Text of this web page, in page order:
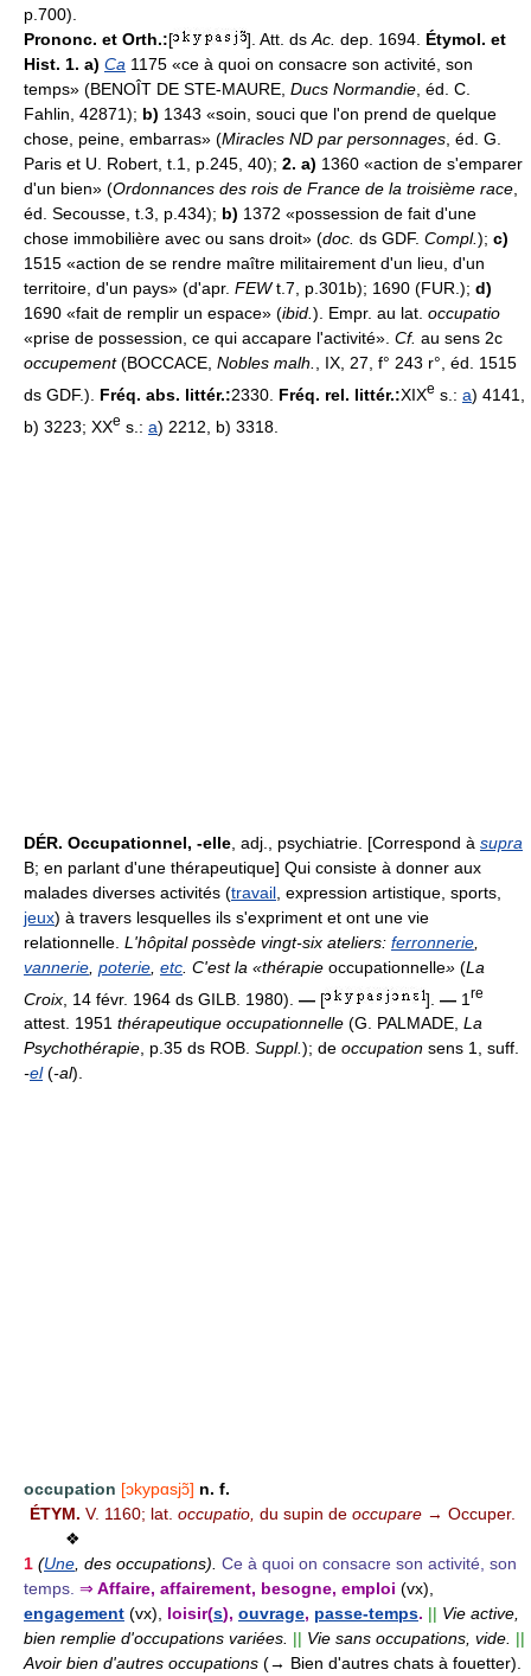
p.700).
Prononc. et Orth.:[ ]. Att. dsAc. dep. 1694. Étymol. et
Hist. 1. a) Ca 1175 «ce à quoi on consacre son activité, son
temps» (BENOÎT DE STE-MAURE, Ducs Normandie, éd. C.
Fahlin, 42871); b) 1343 «soin, souci que l'on prend de quelque
chose, peine, embarras» (Miracles ND par personnages, éd. G.
Paris et U. Robert, t.1, p.245, 40); 2. a) 1360 «action de s'emparer
d'un bien» (Ordonnances des rois de France de la troisième race,
éd. Secousse, t.3, p.434); b) 1372 «possession de fait d'une
chose immobilière avec ou sans droit» (doc. ds GDF. Compl.); c)
1515 «action de se rendre maître militairement d'un lieu, d'un
territoire, d'un pays» (d'apr. FEWt.7, p.301b); 1690 (FUR.); d)
1690 «fait de remplir un espace» (ibid.). Empr. au lat. occupatio
«prise de possession, ce qui accapare l'activité». Cf. au sens 2c
occupement(BOCCACE, Nobles malh., IX, 27, f° 243 r°, éd. 1515
ds GDF.). Fréq. abs. littér.:2330. Fréq. rel. littér.:XIXe s.: a) 4141,
b) 3223; XXe s.: a) 2212, b) 3318.
DÉR. Occupationnel, -elle , adj., psychiatrie. [Correspond à supra
B; en parlant d'une thérapeutique] Qui consiste à donner aux
malades diverses activités (travail , expression artistique, sports,
jeux) à travers lesquelles ils s'expriment et ont une vie
relationnelle. L'hôpital possède vingt-six ateliers: ferronnerie
vannerie poterie etc . C'est la «thérapie occupationnelle» (La
Croix , 14 févr. 1964 ds GILB. 1980). — [ ]. — 1 re
attest. 1951 thérapeutique occupationnelle (G. PALMADE, La
Psychothérapie, p.35 ds ROB. Suppl.); de occupation sens 1, suff.
-el(-al).
occupation [ɔkypɑsjɔ̃] n. f.
ÉTYM. V. 1160; lat. occupatio, du supin de occupare → Occuper.
❖
1 (Une, des occupations). Ce à quoi on consacre son activité, son
temps. ⇒ Affaire, affairement, besogne, emploi (vx),
engagement (vx), loisir(s), ouvrage, passe-temps. || Vie active,
bien remplie d'occupations variées. || Vie sans occupations, vide. ||
Avoir bien d'autres occupations (→ Bien d'autres chats à fouetter).